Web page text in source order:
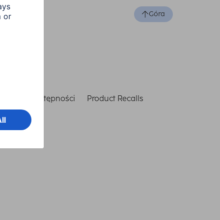
Góra
dostępności Product Recalls